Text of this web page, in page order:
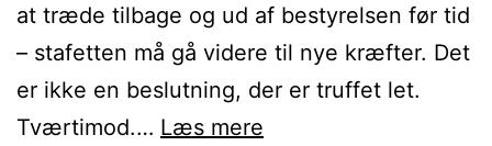
at træde tilbage og ud af bestyrelsen før tid
– stafetten må gå videre til nye kræfter. Det
er ikke en beslutning, der er truffet let.
Tværtimod.… Læs mere